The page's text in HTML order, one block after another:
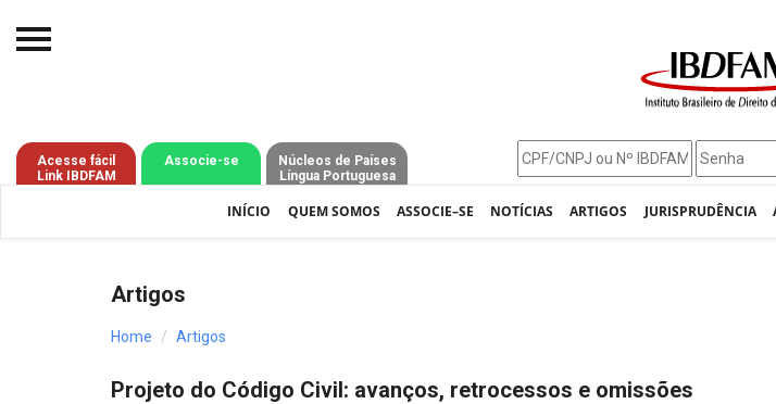
Acesse fácil
Link IBDFAM
Associe-se
Núcleos de Países
Língua Portuguesa
INÍCIO QUEM SOMOS ASSOCIE–SE NOTÍCIAS ARTIGOS JURISPRUDÊNCIA
O IBDFAM
Notícias
Artigos
Home Artigos
Projeto do Código Civil: avanços, retrocessos e omissões